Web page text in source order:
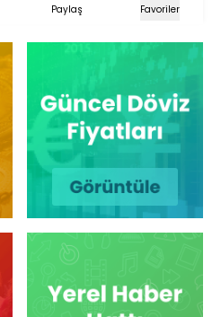
Paylaş Favoriler